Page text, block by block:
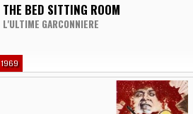
THE BED SITTING ROOM
L'ULTIME GARCONNIERE
1969